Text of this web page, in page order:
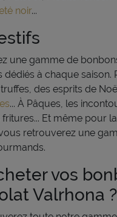
noir...
une gamme de
dédiés à chaque saison.
des esprits de
... À Pâques, les
Et même pour
retrouverez une
vos
Valrhona ?